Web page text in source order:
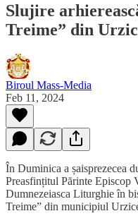
Slujire
Treime” din
Biroul Mass-Media
Feb 11, 2024
În Duminica a șaisprezecea
Preasfințitul Părinte Episcop
Dumnezeiasca Liturghie în
Treime” din municipiul